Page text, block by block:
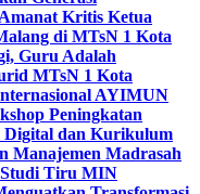
Amanat Kritis Ketua
di MTsN 1 Kota
Guru Adalah
MTsN 1 Kota
AYIMUN
Peningkatan
Digital dan Kurikulum
Manajemen Madrasah
Studi Tiru MIN